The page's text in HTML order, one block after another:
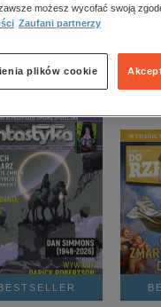
zawsze możesz wycofać swoją
Zaufani partnerzy
plików cookie